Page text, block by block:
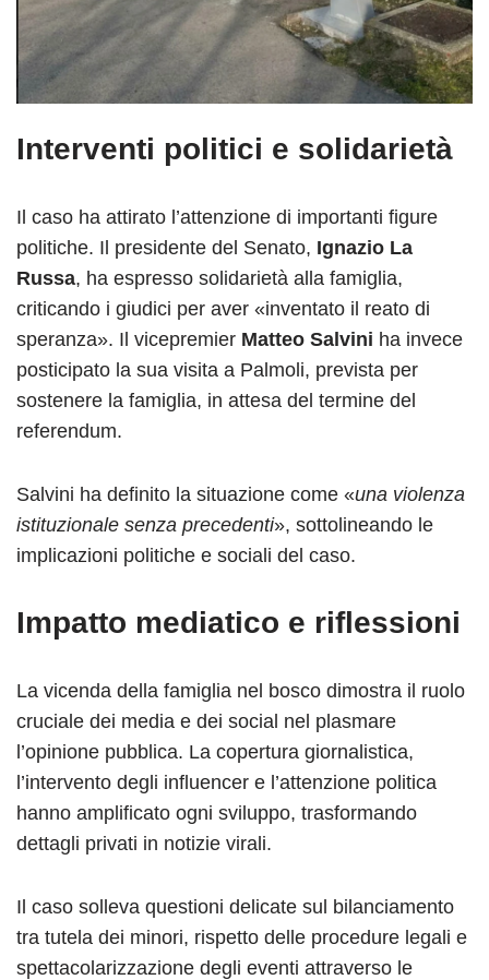
Interventi politici e solidarietà
Il caso ha attirato l’attenzione di importanti figure
politiche. Il presidente del Senato, Ignazio La
Russa, ha espresso solidarietà alla famiglia,
criticando i giudici per aver «inventato il reato di
speranza». Il vicepremier Matteo Salvini ha invece
posticipato la sua visita a Palmoli, prevista per
sostenere la famiglia, in attesa del termine del
referendum.
Salvini ha definito la situazione come «una violenza
istituzionale senza precedenti», sottolineando le
implicazioni politiche e sociali del caso.
Impatto mediatico e riflessioni
La vicenda della famiglia nel bosco dimostra il ruolo
cruciale dei media e dei social nel plasmare
l’opinione pubblica. La copertura giornalistica,
l’intervento degli influencer e l’attenzione politica
hanno amplificato ogni sviluppo, trasformando
dettagli privati in notizie virali.
Il caso solleva questioni delicate sul bilanciamento
tra tutela dei minori, rispetto delle procedure legali e
spettacolarizzazione degli eventi attraverso le